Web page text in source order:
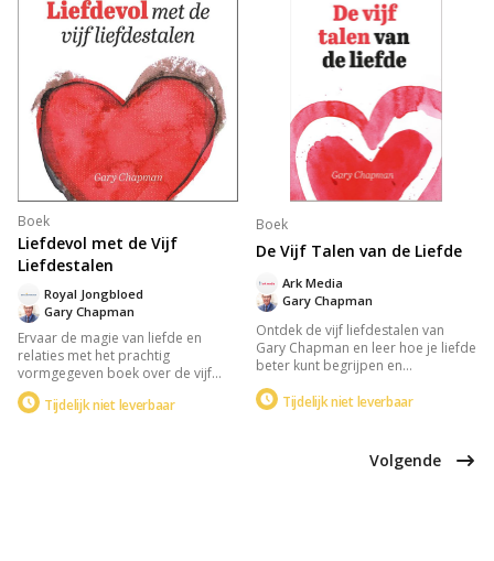
Boek
Liefdevol met de Vijf
Liefdestalen
Gary Chapman
Royal Jongbloed
Ervaar de magie van liefde en
relaties met het prachtig
vormgegeven boek over de vijf
talen van de liefde: positieve
woorden, tijd en aandacht,
Tijdelijk niet leverbaar
Boek
De Vijf Talen van de Liefde
Gary Chapman
Ark Media
Ontdek de vijf liefdestalen van
Gary Chapman en leer hoe je liefde
beter kunt begrijpen en
inzicht in de unieke manieren
liefdestaal van je partner te
herkennen, zodat jullie een diepere
Tijdelijk niet leverbaar
Volgende